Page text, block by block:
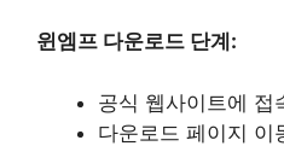
윈엠프 다운로드 단계:
공식 웹사이트에 접
다운로드 페이지 이